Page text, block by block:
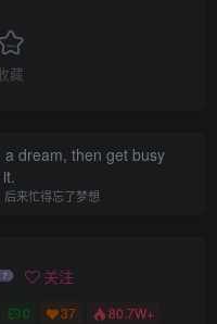
藏
dream, then get busy
来忙得忘了梦想
关注
0 37 80.7W+